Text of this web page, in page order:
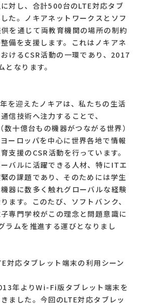
対し、合計500台のLTE対応タブ
た。ノキアネットワークスとソフ
を通じて両教育機関の場所の制約
備を支援します。これはノキアネ
けるCSR活動の一環であり、2017
なります。
を迎えたノキアは、私たちの生活
信技術へ注力することで、
十億台もの機器がつながる世界）
ーロッパを中心に世界各地で情報
支援のCSR活動を行っています。
バルに活躍できる人材、特にITエ
の課題であり、そのためには学生
器に数多く触れグローバルな経験
ます。このたび、ソフトバンク、
専門学校がこの理念と問題意識に
ラムを推進する運びとなりまし
対応タブレット端末の利用シーン
年よりWi-Fi版タブレット端末を
ました。今回のLTE対応タブレッ